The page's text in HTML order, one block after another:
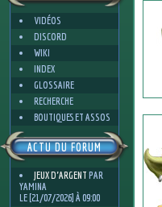
VIDÉOS
DISCORD
WIKI
INDEX
GLOSSAIRE
RECHERCHE
BOUTIQUES ET ASSOS
ACTU DU FORUM
JEUX D'ARGENT PAR
YAMINA
LE [21/07/2026] À 09:00